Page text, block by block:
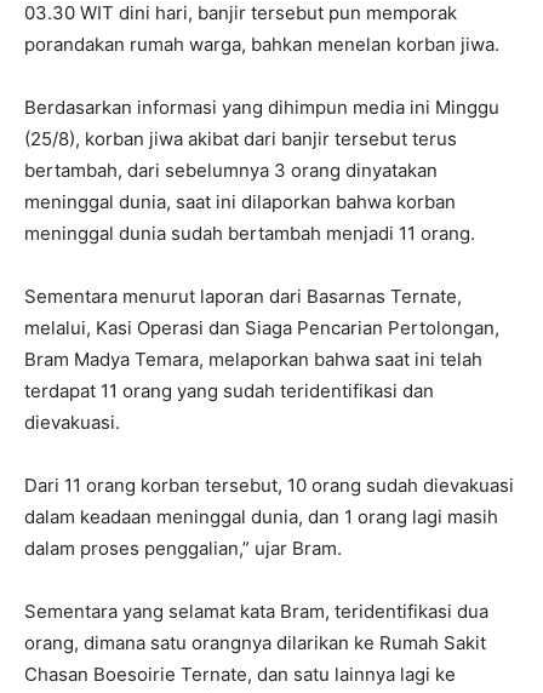
03.30 WIT dini hari, banjir tersebut pun memporak
porandakan rumah warga, bahkan menelan korban jiwa.
Berdasarkan informasi yang dihimpun media ini Minggu
(25/8), korban jiwa akibat dari banjir tersebut terus
bertambah, dari sebelumnya 3 orang dinyatakan
meninggal dunia, saat ini dilaporkan bahwa korban
meninggal dunia sudah bertambah menjadi 11 orang.
Sementara menurut laporan dari Basarnas Ternate,
melalui, Kasi Operasi dan Siaga Pencarian Pertolongan,
Bram Madya Temara, melaporkan bahwa saat ini telah
terdapat 11 orang yang sudah teridentifikasi dan
dievakuasi.
Dari 11 orang korban tersebut, 10 orang sudah dievakuasi
dalam keadaan meninggal dunia, dan 1 orang lagi masih
dalam proses penggalian,” ujar Bram.
Sementara yang selamat kata Bram, teridentifikasi dua
orang, dimana satu orangnya dilarikan ke Rumah Sakit
Chasan Boesoirie Ternate, dan satu lainnya lagi ke